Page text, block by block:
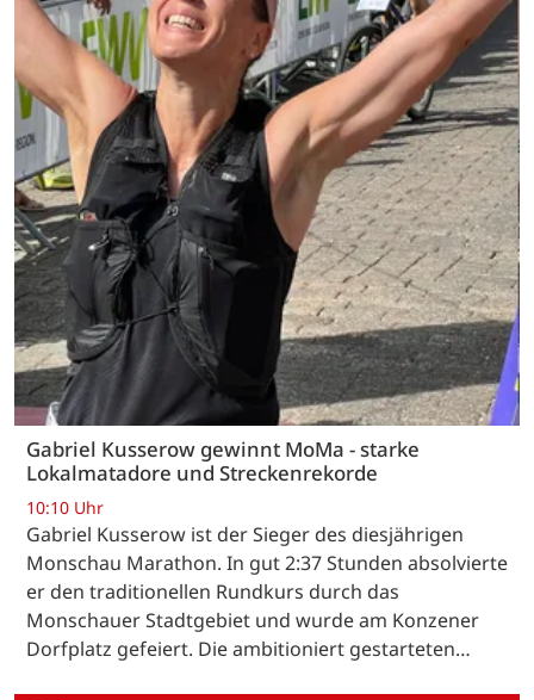
Gabriel Kusserow gewinnt MoMa - starke
Lokalmatadore und Streckenrekorde
10:10 Uhr
Gabriel Kusserow ist der Sieger des diesjährigen
Monschau Marathon. In gut 2:37 Stunden absolvierte
er den traditionellen Rundkurs durch das
Monschauer Stadtgebiet und wurde am Konzener
Dorfplatz gefeiert. Die ambitioniert gestarteten…